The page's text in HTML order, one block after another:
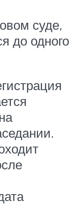
суде,
до одного